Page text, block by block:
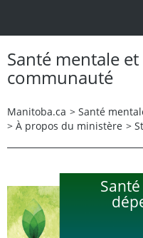
Santé mentale
communauté
Manitoba.ca > Santé
> À propos du ministère >